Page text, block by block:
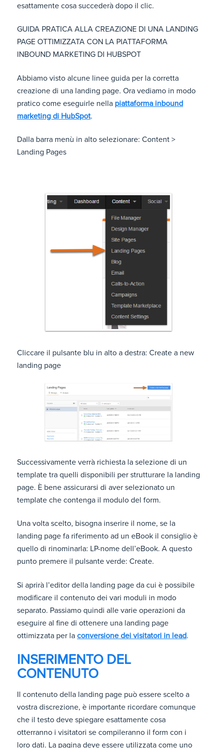
esattamente cosa succederà dopo il clic.
GUIDA PRATICA ALLA CREAZIONE DI UNA LANDING
PAGE OTTIMIZZATA CON LA PIATTAFORMA
INBOUND MARKETING DI HUBSPOT
Abbiamo visto alcune linee guida per la corretta
creazione di una landing page. Ora vediamo in modo
pratico come eseguirle nella piattaforma inbound
marketing di HubSpot.
Dalla barra menù in alto selezionare: Content >
Landing Pages
Cliccare il pulsante blu in alto a destra: Create a new
landing page
Successivamente verrà richiesta la selezione di un
template tra quelli disponibili per strutturare la landing
page. È bene assicurarsi di aver selezionato un
template che contenga il modulo del form.
Una volta scelto, bisogna inserire il nome, se la
landing page fa riferimento ad un eBook il consiglio è
quello di rinominarla: LP-nome dell’eBook. A questo
punto premere il pulsante verde: Create.
Si aprirà l’editor della landing page da cui è possibile
modificare il contenuto dei vari moduli in modo
separato. Passiamo quindi alle varie operazioni da
eseguire al fine di ottenere una landing page
ottimizzata per la conversione dei visitatori in lead.
INSERIMENTO DEL
CONTENUTO
Il contenuto della landing page può essere scelto a
vostra discrezione, è importante ricordare comunque
che il testo deve spiegare esattamente cosa
otterranno i visitatori se compileranno il form con i
loro dati. La pagina deve essere utilizzata come uno